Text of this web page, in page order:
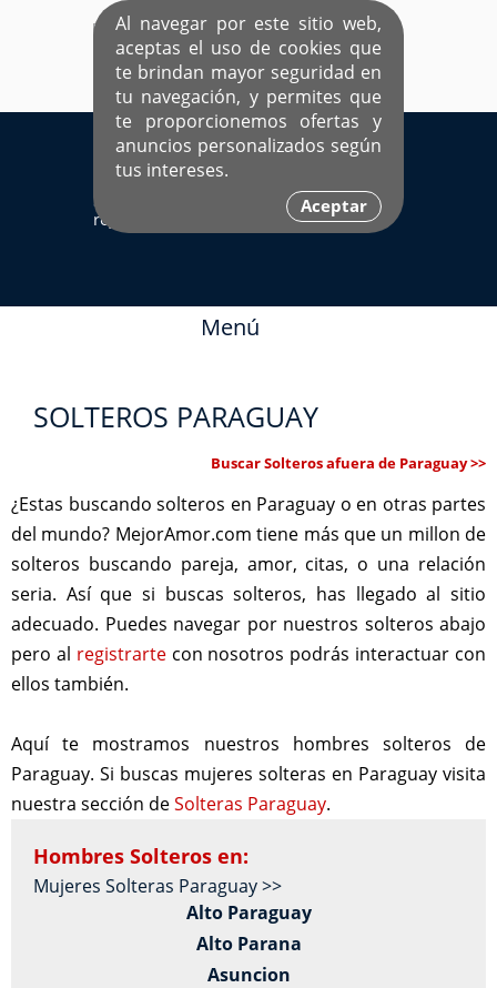
Al navegar por este sitio web,
aceptas el uso de cookies que
te brindan mayor seguridad en
tu navegación, y permites que
te proporcionemos ofertas y
anuncios personalizados según
tus intereses.
Aceptar
EL ÚNICO SITIO DEDICADO A SOLTEROS
HISPANOS COMO TÚ
Ingresa aquí
Sí ya estás
registrado
Menú
SOLTEROS PARAGUAY
Buscar Solteros afuera de Paraguay >>
¿Estas buscando solteros en Paraguay o en otras partes
del mundo? MejorAmor.com tiene más que un millon de
solteros buscando pareja, amor, citas, o una relación
seria. Así que si buscas solteros, has llegado al sitio
adecuado. Puedes navegar por nuestros solteros abajo
pero al registrartecon nosotros podrás interactuar con
ellos también.
Aquí te mostramos nuestros hombres solteros de
Paraguay. Si buscas mujeres solteras en Paraguay visita
nuestra sección deSolteras Paraguay.
Hombres Solteros en:
Mujeres Solteras Paraguay >>
Alto Paraguay
Alto Parana
Asuncion